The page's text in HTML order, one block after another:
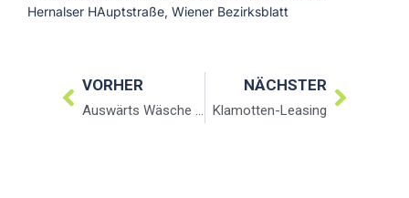
Hernalser HAuptstraße, Wiener Bezirksblatt
VORHER NÄCHSTER
Klamotten-Leasing